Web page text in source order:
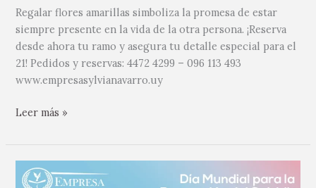
Regalar flores amarillas simboliza la promesa de estar
siempre presente en la vida de la otra persona. ¡Reserva
desde ahora tu ramo y asegura tu detalle especial para el
21! Pedidos y reservas: 4472 4299 – 096 113 493
www.empresasylvianavarro.uy
Leer más »
Tu
vida